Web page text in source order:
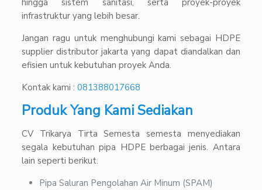
hingga sistem sanitasi, serta proyek-proyek
infrastruktur yang lebih besar.
Jangan ragu untuk menghubungi kami sebagai HDPE
supplier distributor jakarta yang dapat diandalkan dan
efisien untuk kebutuhan proyek Anda.
Kontak kami : 081388017668
Produk Yang Kami Sediakan
CV Trikarya Tirta Semesta semesta menyediakan
segala kebutuhan pipa HDPE berbagai jenis. Antara
lain seperti berikut.
Pipa Saluran Pengolahan Air Minum (SPAM)